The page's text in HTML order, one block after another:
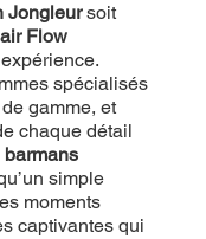
Jongleursoit
Flow
spécialisés
gamme, et
chaque détail
barmans
simple
moments
captivantes qui